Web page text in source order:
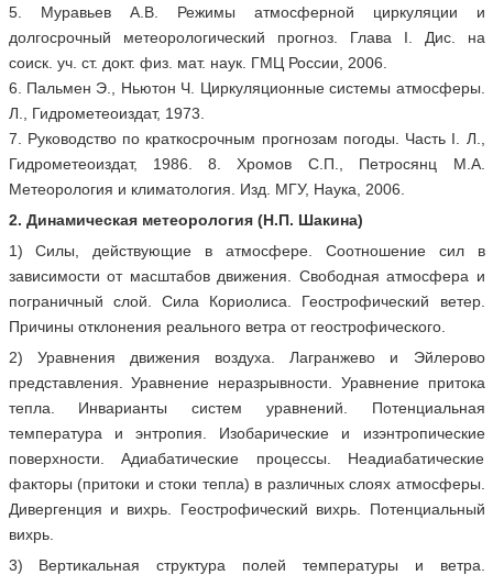
5. Муравьев А.В. Режимы атмосферной циркуляции и
долгосрочный метеорологический прогноз. Глава I. Дис. на
соиск. уч. ст. докт. физ. мат. наук. ГМЦ России, 2006.
6. Пальмен Э., Ньютон Ч. Циркуляционные системы атмосферы.
Л., Гидрометеоиздат, 1973.
7. Руководство по краткосрочным прогнозам погоды. Часть I. Л.,
Гидрометеоиздат, 1986. 8. Хромов С.П., Петросянц М.А.
Метеорология и климатология. Изд. МГУ, Наука, 2006.
2. Динамическая метеорология (Н.П. Шакина)
1) Силы, действующие в атмосфере. Соотношение сил в
зависимости от масштабов движения. Свободная атмосфера и
пограничный слой. Сила Кориолиса. Геострофический ветер.
Причины отклонения реального ветра от геострофического.
2) Уравнения движения воздуха. Лагранжево и Эйлерово
представления. Уравнение неразрывности. Уравнение притока
тепла. Инварианты систем уравнений. Потенциальная
температура и энтропия. Изобарические и изэнтропические
поверхности. Адиабатические процессы. Неадиабатические
факторы (притоки и стоки тепла) в различных слоях атмосферы.
Дивергенция и вихрь. Геострофический вихрь. Потенциальный
вихрь.
3) Вертикальная структура полей температуры и ветра.